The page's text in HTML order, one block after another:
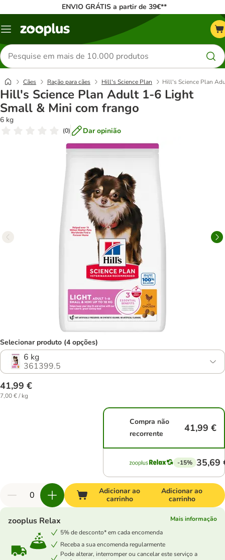
ENVIO GRÁTIS a partir de 39€**
Menu
Pesquisar
produtos
Cães Ração para cães Hill's Science Plan Hill's Science Plan
Hill's Science Plan Adult 1-6 Light
Small & Mini com frango
6 kg
(0) Dar opinião
Selecionar produto (4 opções)
6 kg
361399.5
41,99 €
7,00 € / kg
Compra não
recorrente
41,99 €
-15% 35,69
Adicionar ao
carrinho
Adicionar ao
carrinho
zooplus Relax
Mais informação
5% de desconto* em cada encomenda
Receba a sua encomenda regularmente
Pode alterar, interromper ou cancelar este serviço a